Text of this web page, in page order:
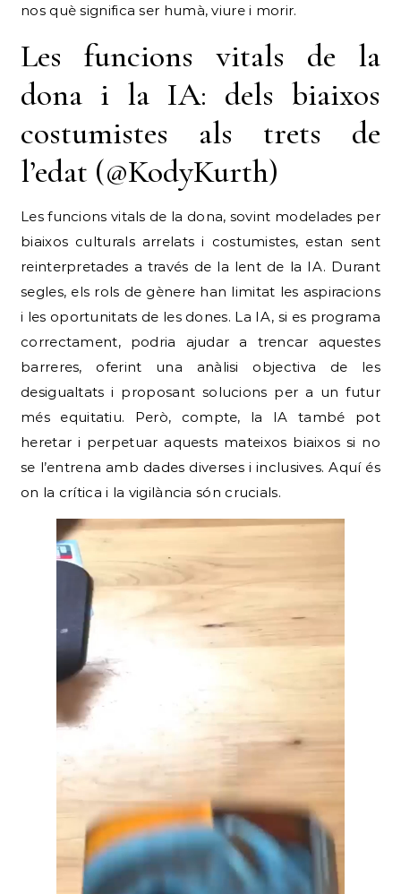
nos què significa ser humà, viure i morir.
Les funcions vitals de la
dona i la IA: dels biaixos
costumistes als trets de
l’edat (@KodyKurth)
Les funcions vitals de la dona, sovint modelades per
biaixos culturals arrelats i costumistes, estan sent
reinterpretades a través de la lent de la IA. Durant
segles, els rols de gènere han limitat les aspiracions
i les oportunitats de les dones. La IA, si es programa
correctament, podria ajudar a trencar aquestes
barreres, oferint una anàlisi objectiva de les
desigualtats i proposant solucions per a un futur
més equitatiu. Però, compte, la IA també pot
heretar i perpetuar aquests mateixos biaixos si no
se l’entrena amb dades diverses i inclusives. Aquí és
on la crítica i la vigilància són crucials.